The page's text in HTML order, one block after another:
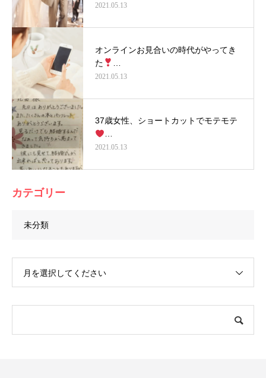
2021.05.13
オンラインお見合いの時代がやってき
た
2021.05.13
37歳女性、ショートカットでモテモテ
…
2021.05.13
カテゴリー
未分類
月を選択してください